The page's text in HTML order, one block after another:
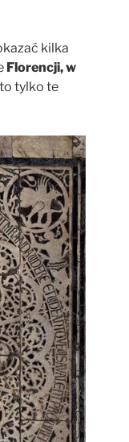
kilka
Florencji, w
tylko te